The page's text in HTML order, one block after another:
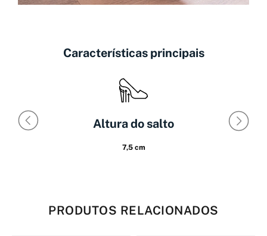
Características principais
Altura do salto
7,5 cm
PRODUTOS RELACIONADOS